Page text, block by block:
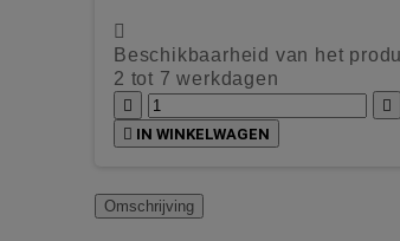

Beschikbaarheid van het
2 tot 7 werkdagen


 IN WINKELWAGEN
Omschrijving